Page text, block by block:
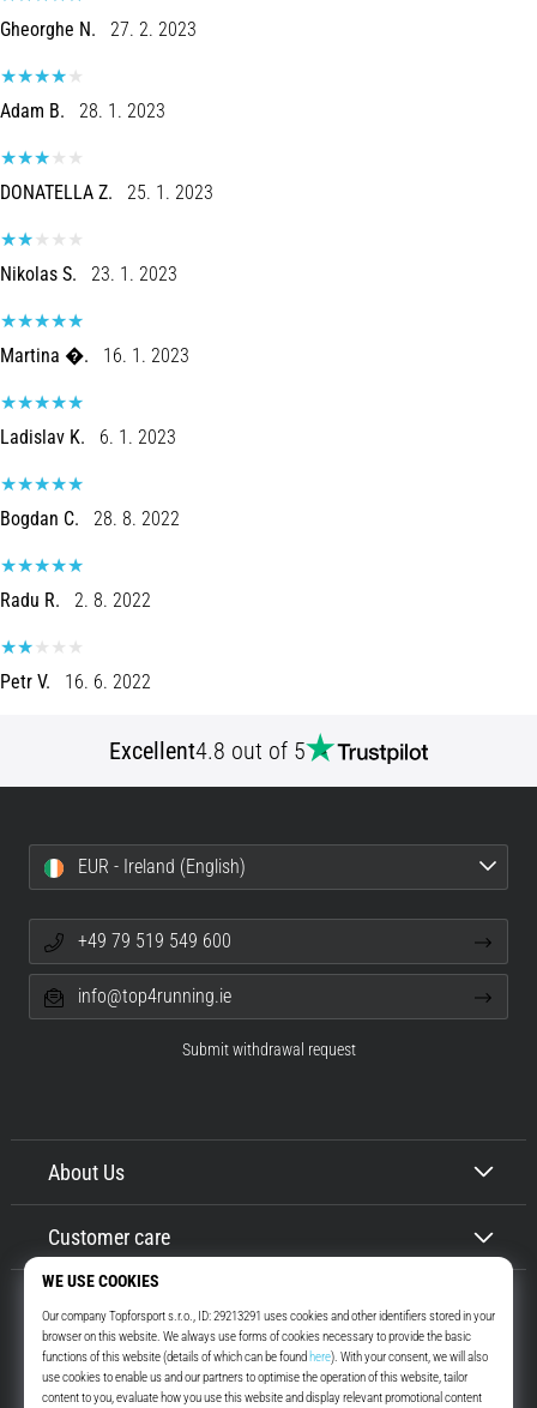
Gheorghe N. 27. 2. 2023
Adam B. 28. 1. 2023
DONATELLA Z. 25. 1. 2023
Nikolas S. 23. 1. 2023
Martina �. 16. 1. 2023
Ladislav K. 6. 1. 2023
Bogdan C. 28. 8. 2022
Radu R. 2. 8. 2022
Petr V. 16. 6. 2022
Excellent4.8 out of 5
About Us
Customer care
EUR - Ireland (English)
+49 79 519 549 600
info@top4running.ie
Submit withdrawal request